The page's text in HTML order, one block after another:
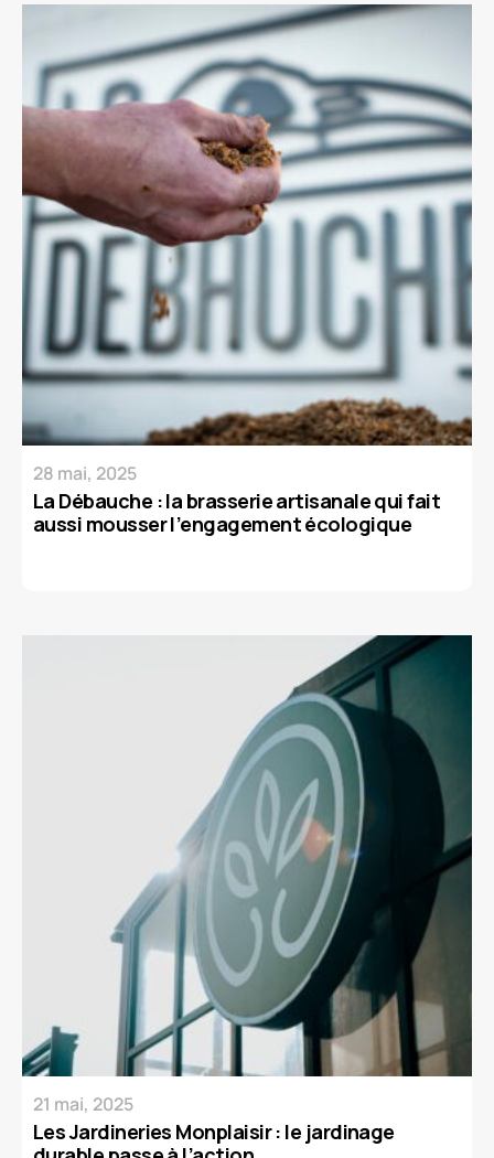
28 mai, 2025
La Débauche : la brasserie artisanale qui fait
aussi mousser l’engagement écologique
21 mai, 2025
Les Jardineries Monplaisir : le jardinage